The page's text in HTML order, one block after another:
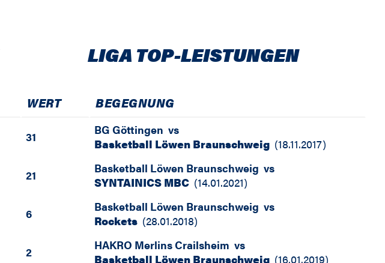
LIGA TOP-LEISTUNGEN
WERT BEGEGNUNG
31 BG Göttingen vs
Basketball Löwen Braunschweig (18.11.2017)
21 Basketball Löwen Braunschweig vs
SYNTAINICS MBC (14.01.2021)
6 Basketball Löwen Braunschweig vs
Rockets (28.01.2018)
2 HAKRO Merlins Crailsheim vs
Basketball Löwen Braunschweig (16.01.2019)